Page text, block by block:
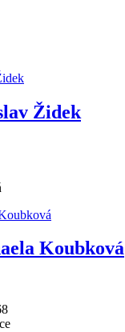
Židek
Koubková